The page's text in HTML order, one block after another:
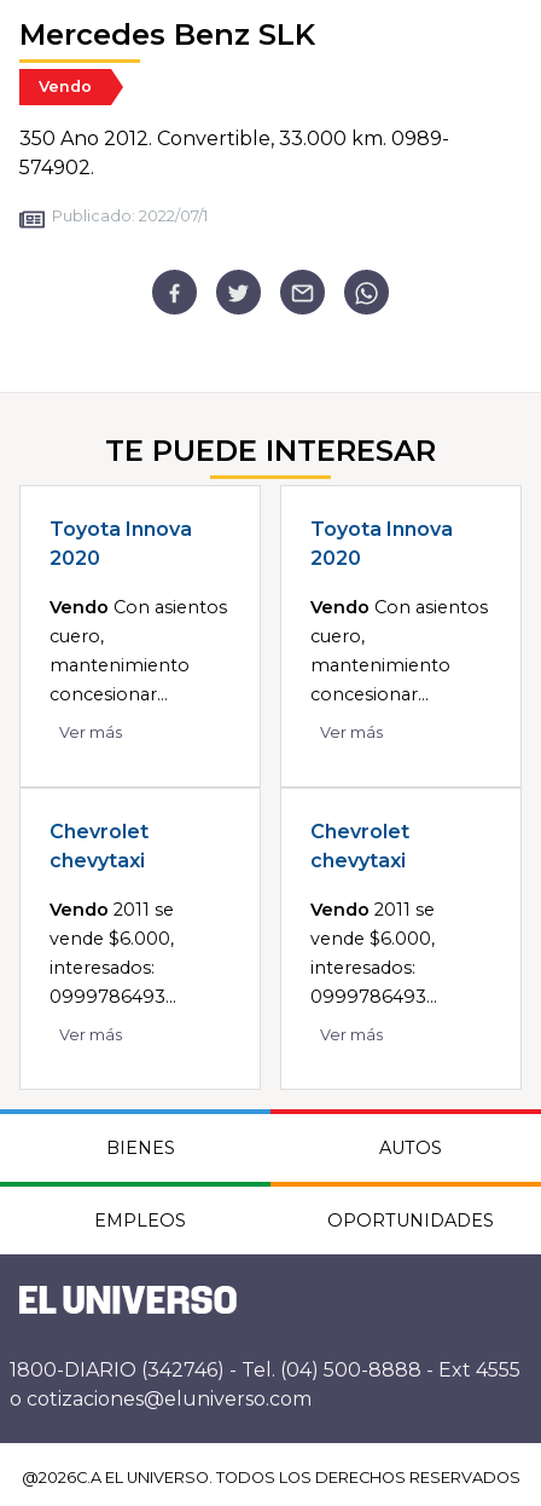
Mercedes Benz SLK
Vendo
350 Ano 2012. Convertible, 33.000 km. 0989-
574902.
Publicado: 2022/07/1
TE PUEDE INTERESAR
Toyota Innova
2020
Vendo Con asientos
cuero,
mantenimiento
concesionar...
Ver más
Toyota Innova
2020
Vendo Con asientos
cuero,
mantenimiento
concesionar...
Ver más
Chevrolet
chevytaxi
Vendo 2011 se
vende $6.000,
interesados:
0999786493...
Ver más
Chevrolet
chevytaxi
Vendo 2011 se
vende $6.000,
interesados:
0999786493...
Ver más
BIENES AUTOS
EMPLEOS OPORTUNIDADES
1800-DIARIO (342746) - Tel. (04) 500-8888 - Ext 4555
o cotizaciones@eluniverso.com
@2026C.A EL UNIVERSO. TODOS LOS DERECHOS RESERVADOS